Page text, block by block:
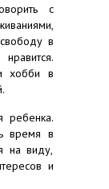
с
в
хобби в
ребенка.
время в
на виду,
и